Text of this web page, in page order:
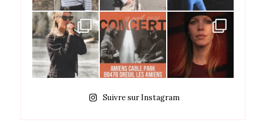
Suivre sur Instagram